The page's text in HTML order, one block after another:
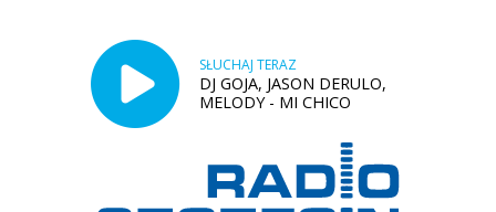
SŁUCHAJ TERAZ
DJ GOJA, JASON DERULO,
MELODY - MI CHICO